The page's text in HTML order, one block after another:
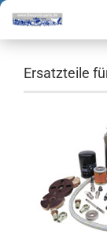
Ersatzteile